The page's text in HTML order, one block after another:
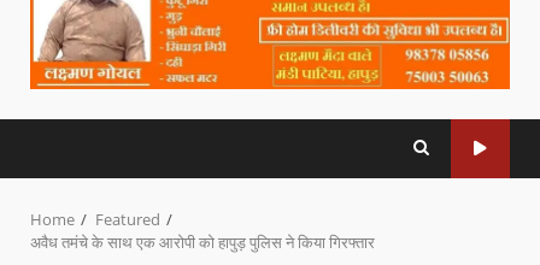
Home
Featured
अवैध तमंचे के साथ एक आरोपी को हापुड़ पुलिस ने किया गिरफ्तार